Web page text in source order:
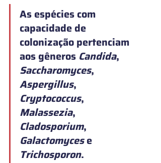
As espécies com
capacidade de
colonização pertenciam
aos gêneros Candida,
Saccharomyces,
Aspergillus,
Cryptococcus,
Malassezia,
Cladosporium,
Galactomyces e
Trichosporon.